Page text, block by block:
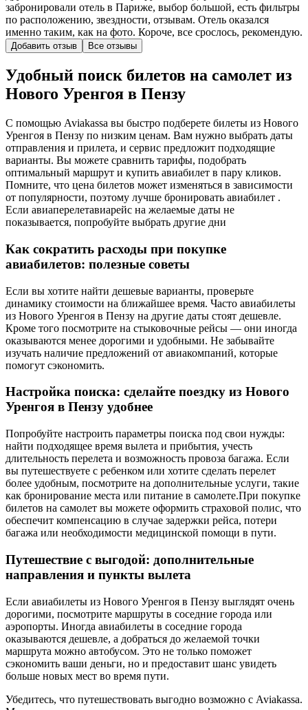
забронировали отель в Париже, выбор большой, есть фильтры
по расположению, звездности, отзывам. Отель оказался
именно таким, как на фото. Короче, все срослось, рекомендую.
Добавить отзыв Все отзывы
Удобный поиск билетов на самолет из
Нового Уренгоя в Пензу
С помощью Aviakassa вы быстро подберете билеты из Нового
Уренгоя в Пензу по низким ценам. Вам нужно выбрать даты
отправления и прилета, и сервис предложит подходящие
варианты. Вы можете сравнить тарифы, подобрать
оптимальный маршрут и купить авиабилет в пару кликов.
Помните, что цена билетов может изменяться в зависимости
от популярности, поэтому лучше бронировать авиабилет .
Если авиаперелетавиарейс на желаемые даты не
показывается, попробуйте выбрать другие дни
Как сократить расходы при покупке
авиабилетов: полезные советы
Если вы хотите найти дешевые варианты, проверьте
динамику стоимости на ближайшее время. Часто авиабилеты
из Нового Уренгоя в Пензу на другие даты стоят дешевле.
Кроме того посмотрите на стыковочные рейсы — они иногда
оказываются менее дорогими и удобными. Не забывайте
изучать наличие предложений от авиакомпаний, которые
помогут сэкономить.
Настройка поиска: сделайте поездку из Нового
Уренгоя в Пензу удобнее
Попробуйте настроить параметры поиска под свои нужды:
найти подходящее время вылета и прибытия, учесть
длительность перелета и возможность провоза багажа. Если
вы путешествуете с ребенком или хотите сделать перелет
более удобным, посмотрите на дополнительные услуги, такие
как бронирование места или питание в самолете.При покупке
билетов на самолет вы можете оформить страховой полис, что
обеспечит компенсацию в случае задержки рейса, потери
багажа или необходимости медицинской помощи в пути.
Путешествие с выгодой: дополнительные
направления и пункты вылета
Если авиабилеты из Нового Уренгоя в Пензу выглядят очень
дорогими, посмотрите маршруты в соседние города или
аэропорты. Иногда авиабилеты в соседние города
оказываются дешевле, а добраться до желаемой точки
маршрута можно автобусом. Это не только поможет
сэкономить ваши деньги, но и предоставит шанс увидеть
больше новых мест во время пути.
Убедитесь, что путешествовать выгодно возможно с Aviakassa.